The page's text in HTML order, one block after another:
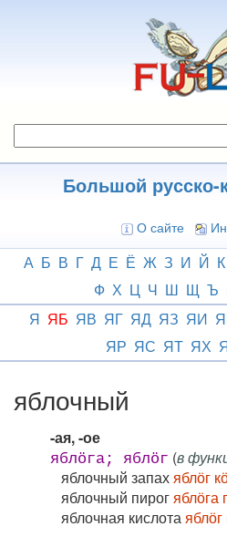
Большой русско-
О сайте
А Б В Г Д Е Ё Ж З И Й К
Ф Х Ц Ч Ш Щ Ъ
Я ЯБ ЯВ ЯГ ЯД ЯЗ ЯИ
ЯР ЯС ЯТ ЯХ
яблочный
-ая, -ое
яблӧга; яблӧг (в
яблочный запахяблӧг
яблочный пирогяблӧга
яблочная кислота